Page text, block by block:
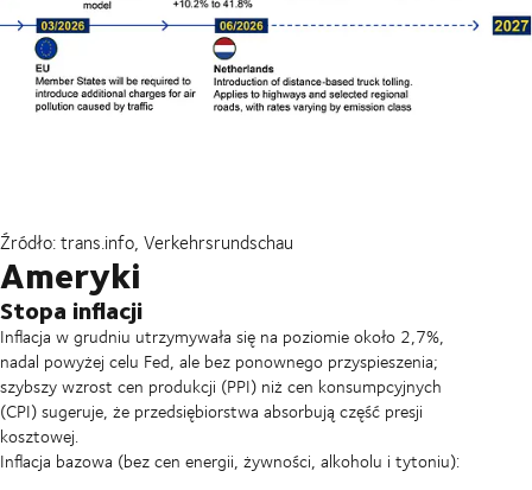
Źródło: trans.info, Verkehrsrundschau
Ameryki
Stopa inflacji
Inflacja w grudniu utrzymywała się na poziomie około 2,7%,
nadal powyżej celu Fed, ale bez ponownego przyspieszenia;
szybszy wzrost cen produkcji (PPI) niż cen konsumpcyjnych
(CPI) sugeruje, że przedsiębiorstwa absorbują część presji
kosztowej.
Inflacja bazowa (bez cen energii, żywności, alkoholu i tytoniu):